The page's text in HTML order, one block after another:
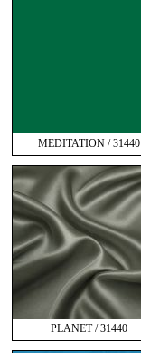
MEDITATION / 31440
PLANET / 31440